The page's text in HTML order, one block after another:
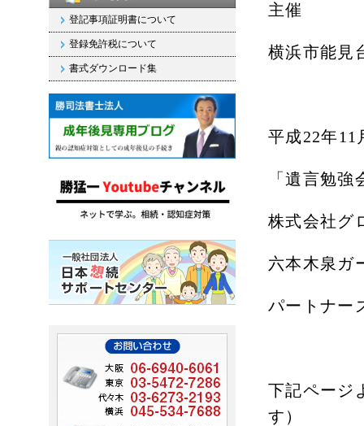
登記事項証明書について
登録免許税について
書式ダウンロード集
主催
横浜市能見
平成22年11
「遺言勉
株式会社グ
六本木泉ガ
パートナー
下記ページ
す）